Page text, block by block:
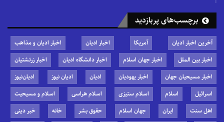
برچسب‌های پربازدید
آخرین اخبار ادیان آمریکا اخبار ادیان
اخبار ادیان و مذاهب
اخبار بین الملل
اخبار جهان اسلام اخبار دانشگاه ادیان
اخبار زرتشتیان
اخبار مسیحیان جهان
اخبار یهودیان ادیان ادیان نیوز
ادیان‌نیوز
اسرائیل
اسلام اسلام ستیزی اسلام هراسی
اسلام و مسیحیت
اهل سنت
ایران جهان اسلام حقوق بشر خانه خبر دینی